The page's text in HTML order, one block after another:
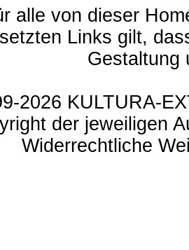
alle von dieser
Links gilt,
Gestaltung
2026 KULTURA-
der jeweiligen
Widerrechtliche